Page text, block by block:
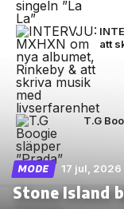
att
T.G
MODE 17 jul, 2026
Stone Island